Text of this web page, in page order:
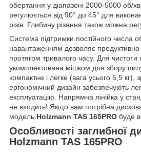
обертання у діапазоні 2000-5000 об/
регулюється від 90° до 45° для
різів. Глибину різання також можна
Система підтримки постійного числа
навантаженням дозволяє продуктивно
протягом тривалого часу. Для
укомплектована мішком для збору
компактне і легке (вага усього 5,5 кг),
ергономічний дизайн забезпечують
експлуатацію. Напрямна лінійка у
не входить! Якщо вам потрібна
модель Holzmann TAS 165PRO буде
Особливості заглибної
Holzmann TAS 165PRO